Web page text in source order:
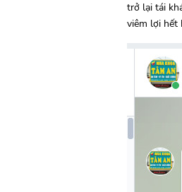
trở lại tái
viêm lợi hết